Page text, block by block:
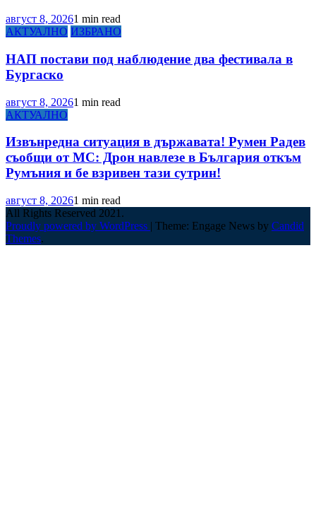
август 8, 20261 min read
АКТУАЛНО ИЗБРАНО
НАП постави под наблюдение два фестивала в
Бургаско
август 8, 20261 min read
АКТУАЛНО
Извънредна ситуация в държавата! Румен Радев
съобщи от МС: Дрон навлезе в България откъм
Румъния и бе взривен тази сутрин!
август 8, 20261 min read
All Rights Reserved 2021.
Proudly powered by WordPress | Theme: Engage News by Candid
Themes.